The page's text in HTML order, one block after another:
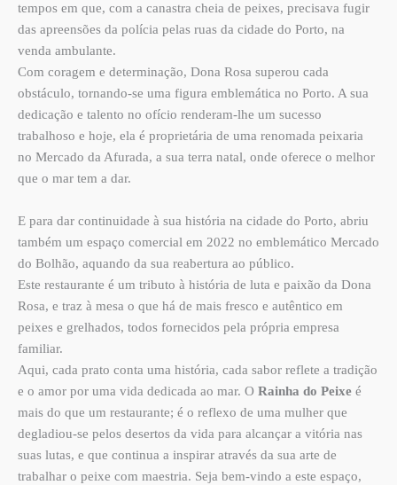
tempos em que, com a canastra cheia de peixes, precisava fugir
das apreensões da polícia pelas ruas da cidade do Porto, na
venda ambulante.
Com coragem e determinação, Dona Rosa superou cada
obstáculo, tornando-se uma figura emblemática no Porto. A sua
dedicação e talento no ofício renderam-lhe um sucesso
trabalhoso e hoje, ela é proprietária de uma renomada peixaria
no Mercado da Afurada, a sua terra natal, onde oferece o melhor
que o mar tem a dar.
E para dar continuidade à sua história na cidade do Porto, abriu
também um espaço comercial em 2022 no emblemático Mercado
do Bolhão, aquando da sua reabertura ao público.
Este restaurante é um tributo à história de luta e paixão da Dona
Rosa, e traz à mesa o que há de mais fresco e autêntico em
peixes e grelhados, todos fornecidos pela própria empresa
familiar.
Aqui, cada prato conta uma história, cada sabor reflete a tradição
e o amor por uma vida dedicada ao mar. O Rainha do Peixe é
mais do que um restaurante; é o reflexo de uma mulher que
degladiou-se pelos desertos da vida para alcançar a vitória nas
suas lutas, e que continua a inspirar através da sua arte de
trabalhar o peixe com maestria. Seja bem-vindo a este espaço,